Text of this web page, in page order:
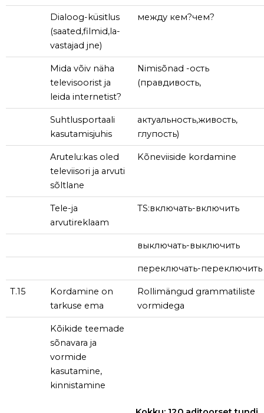
Dialoog-küsitlus
(saated,filmid,la-
vastajad jne)
между кем?чем?
Mida võiv näha
televisoorist ja
leida internetist?
Nimisõnad -ость
(правдивость,
Suhtlusportaali
kasutamisjuhis
актуальность,живость,
глупость)
Arutelu:kas oled
televiisori ja arvuti
sõltlane
Kõneviiside kordamine
Tele-ja
arvutireklaam
TS:включать-включить
выключать-выключить
переключать-переключить
T.15
Kordamine on
tarkuse ema
Rollimängud grammatiliste
vormidega
Kõikide teemade
sõnavara ja
vormide
kasutamine,
kinnistamine